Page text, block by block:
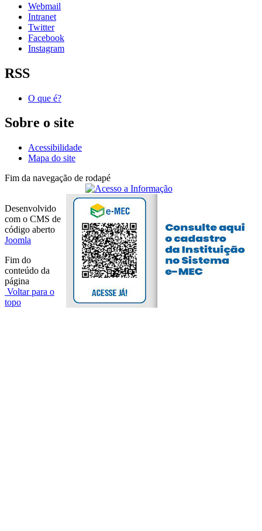
Webmail
Intranet
Twitter
Facebook
Instagram
RSS
O que é?
Sobre o site
Acessibilidade
Mapa do site
Fim da navegação de rodapé
Desenvolvido
com o CMS de
código aberto
Joomla
Fim do
conteúdo da
página
Voltar para o
topo